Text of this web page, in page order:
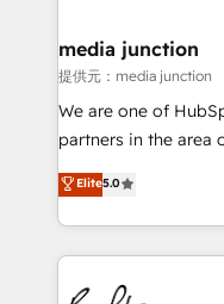
Mexico, USA, and
hundred successful
rooted in RevOps
training, planning,
inbound marketing
understanding,
media junction
提供元：media junction
We are one of
partners in the area
design &
implementations for
companies. We are woman-owned, powered by
coffee, and we ❤️ dogs. We produce
work for our clients. 🏆2023 Technical Expertise
Elite5.0